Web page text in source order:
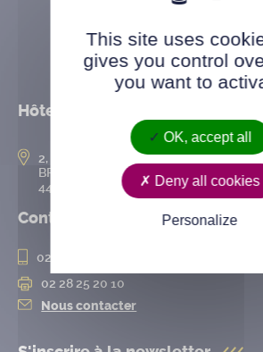
Hôtel de ville
2, rue de l’Hôtel-de-Ville
BP 50167
44802 Saint-Herblain cedex
Contact
02 28 25 20 00
02 28 25 20 10
Nous contacter
This site uses
gives you control
you want to
OK, accept all
Deny all cookies
Personalize